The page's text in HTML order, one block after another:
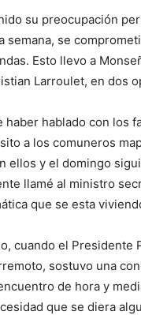
su preocupación
semana, se
Esto llevo a
Larroulet, en dos
hablado con los
a los comuneros
ellos y el domingo
llamé al ministro
que se esta
cuando el Presidente
sostuvo una
de hora y
que se diera